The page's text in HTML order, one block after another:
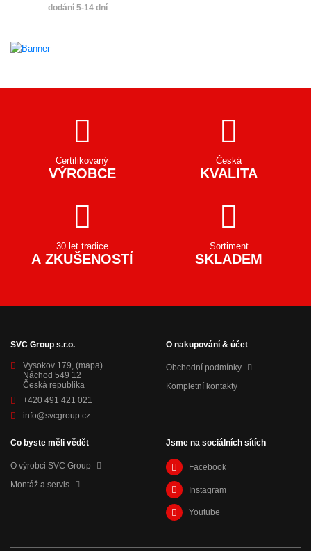
dodání 5-14 dní
Certifikovaný
VÝROBCE
Česká
KVALITA
30 let tradice
A ZKUŠENOSTÍ
Sortiment
SKLADEM
SVC Group s.r.o.
Vysokov 179, (mapa)
Náchod 549 12
Česká republika
+420 491 421 021
info@svcgroup.cz
O nakupování & účet
Obchodní podmínky
Kompletní kontakty
Co byste měli vědět
O výrobci SVC Group
Montáž a servis
Jsme na sociálních sítích
Facebook
Instagram
Youtube